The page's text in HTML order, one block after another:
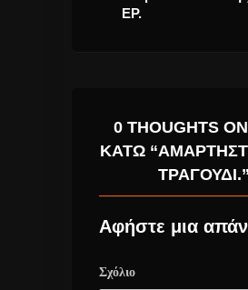
0 THOUGHTS
ΚΆΤΩ
ΤΡΑΓΟΎΔΙ.”
Αφήστε μια
Σχόλιο